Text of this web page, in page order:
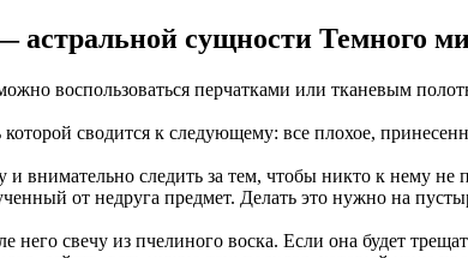
астральной сущности Темного
воспользоваться перчатками или тканевым
сводится к следующему: все плохое,
внимательно следить за тем, чтобы никто к нему
от недруга предмет. Делать это нужно на
него свечу из пчелиного воска. Если она будет